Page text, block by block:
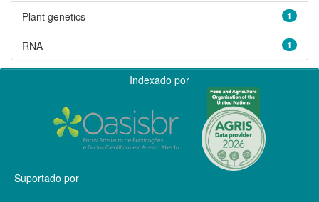
1
Plant genetics
1
RNA
Indexado por
Suportado por